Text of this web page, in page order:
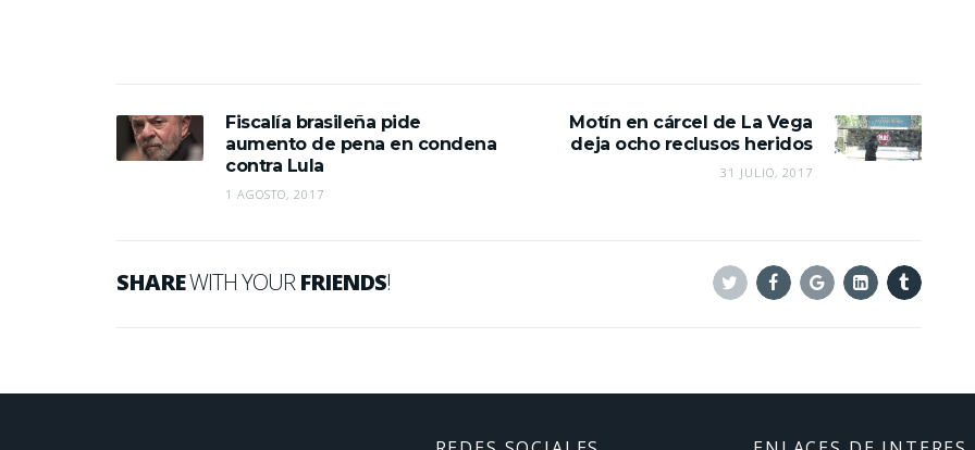
Fiscalía brasileña pide
aumento de pena en condena
contra Lula
1 AGOSTO, 2017
Motín en cárcel de La Vega
deja ocho reclusos heridos
31 JULIO, 2017
SHAREWITH YOURFRIENDS!